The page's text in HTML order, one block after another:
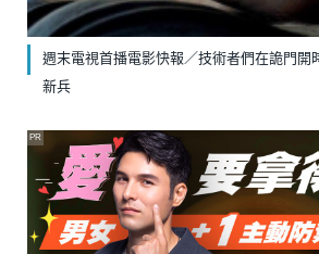
週末電視首播電影快報／技術者們在詭門開
新兵
PR